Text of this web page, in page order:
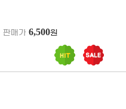
판매가 6,500원